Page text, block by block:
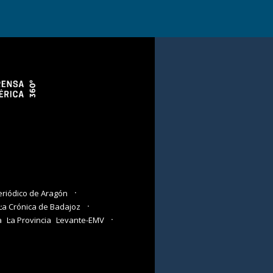
de Aragón
Crónica de Badajoz
La Provincia Levante-EMV